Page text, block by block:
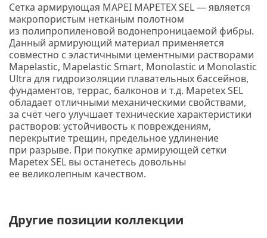
Сетка армирующая MAPEI MAPETEX SEL — является
макропористым нетканым полотном
из полипропиленовой водонепроницаемой фибры.
Данный армирующий материал применяется
совместно с эластичными цементными растворами
Mapelastic, Mapelastic Smart, Monolastic и Monolastic
Ultra для гидроизоляции плавательных бассейнов,
фундаментов, террас, балконов и т.д. Mapetex SEL
обладает отличными механическими свойствами,
за счёт чего улучшает технические характеристики
растворов: устойчивость к повреждениям,
перекрытие трещин, предельное удлинение
при разрыве. При покупке армирующей сетки
Mapetex SEL вы останетесь довольны
ее великолепным качеством.
Другие позиции коллекции